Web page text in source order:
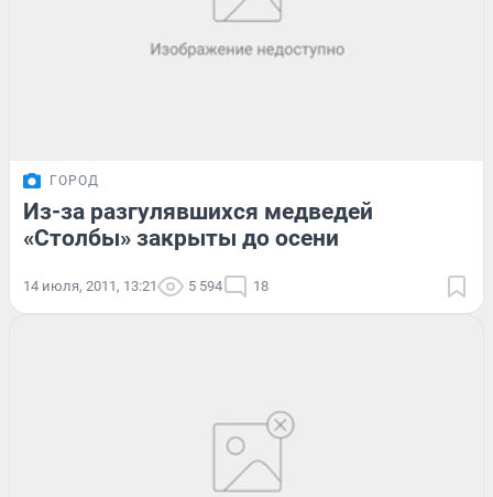
ГОРОД
Из-за разгулявшихся медведей
«Столбы» закрыты до осени
14 июля, 2011, 13:21 5 594 18